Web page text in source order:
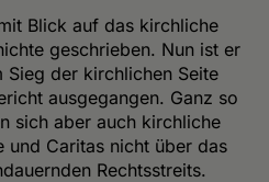
Blick auf das kirchliche
geschrieben. Nun ist er
der kirchlichen Seite
ausgegangen. Ganz so
sich aber auch kirchliche
und Caritas nicht über das
Rechtsstreits.